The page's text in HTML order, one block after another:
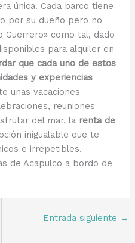
única. Cada barco tiene
por su dueño pero no
Guerrero» como tal, dado
para alquiler en
que cada uno de estos
y experiencias
unas vacaciones
reuniones
del mar, la renta de
inigualable que te
e irrepetibles.
de Acapulco a bordo de
Entrada siguiente →